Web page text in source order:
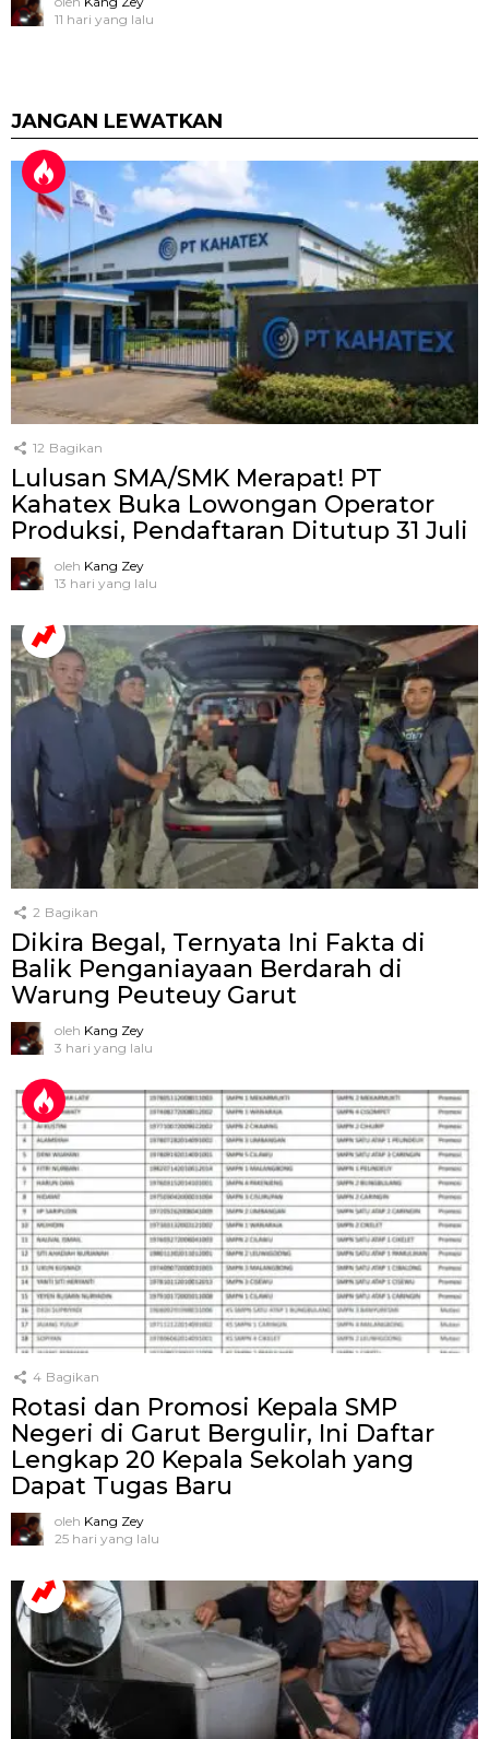
11 hari yang lalu
JANGAN LEWATKAN
12 Bagikan
Lulusan SMA/SMK Merapat! PT
Kahatex Buka Lowongan Operator
Produksi, Pendaftaran Ditutup 31 Juli
oleh Kang Zey
13 hari yang lalu
2 Bagikan
Dikira Begal, Ternyata Ini Fakta di
Balik Penganiayaan Berdarah di
Warung Peuteuy Garut
oleh Kang Zey
3 hari yang lalu
4 Bagikan
Rotasi dan Promosi Kepala SMP
Negeri di Garut Bergulir, Ini Daftar
Lengkap 20 Kepala Sekolah yang
Dapat Tugas Baru
oleh Kang Zey
25 hari yang lalu